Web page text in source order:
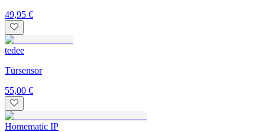
49,95 €
tedee
Türsensor
55,00 €
Homematic IP